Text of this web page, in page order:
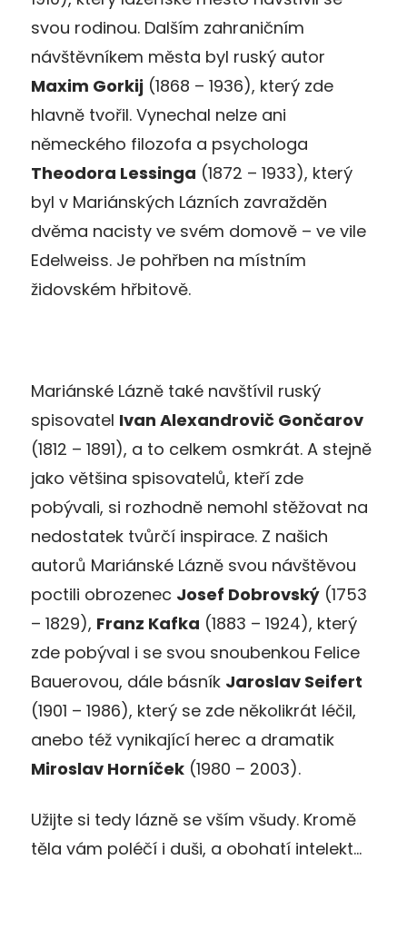
svou rodinou. Dalším zahraničním
návštěvníkem města byl ruský autor
Maxim Gorkij (1868 – 1936), který zde
hlavně tvořil. Vynechal nelze ani
německého filozofa a psychologa
Theodora Lessinga (1872 – 1933), který
byl v Mariánských Lázních zavražděn
dvěma nacisty ve svém domově – ve vile
Edelweiss. Je pohřben na místním
židovském hřbitově.
Mariánské Lázně také navštívil ruský
spisovatel Ivan Alexandrovič Gončarov
(1812 – 1891), a to celkem osmkrát. A stejně
jako většina spisovatelů, kteří zde
pobývali, si rozhodně nemohl stěžovat na
nedostatek tvůrčí inspirace. Z našich
autorů Mariánské Lázně svou návštěvou
poctili obrozenec Josef Dobrovský (1753
– 1829), Franz Kafka (1883 – 1924), který
zde pobýval i se svou snoubenkou Felice
Bauerovou, dále básník Jaroslav Seifert
(1901 – 1986), který se zde několikrát léčil,
anebo též vynikající herec a dramatik
Miroslav Horníček (1980 – 2003).
Užijte si tedy lázně se vším všudy. Kromě
těla vám poléčí i duši, a obohatí intelekt…